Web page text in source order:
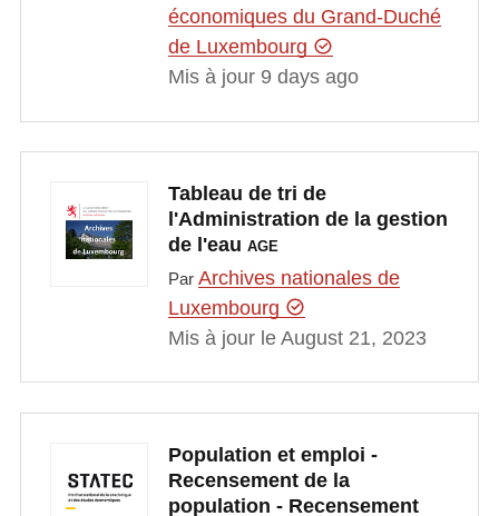
économiques du Grand-Duché
de Luxembourg
Mis à jour 9 days ago
Tableau de tri de
l'Administration de la gestion
de l'eau AGE
Par Archives nationales de
Luxembourg
Mis à jour le August 21, 2023
Population et emploi -
Recensement de la
population - Recensement